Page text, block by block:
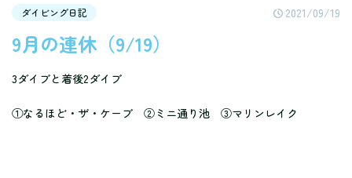
ダイビング日記 2021/09/19
9月の連休（9/19）
3ダイブと着後2ダイブ
①なるほど・ザ・ケーブ ②ミニ通り池 ③マリンレイク